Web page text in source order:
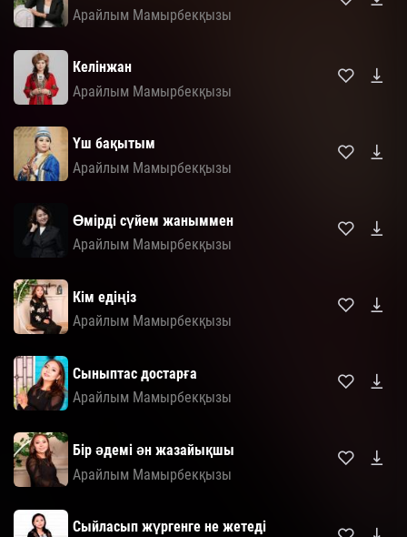
Арайлым Мамырбекқызы
Келінжан
Арайлым Мамырбекқызы
Үш бақытым
Арайлым Мамырбекқызы
Өмірді сүйем жаныммен
Арайлым Мамырбекқызы
Кім едіңіз
Арайлым Мамырбекқызы
Сыныптас достарға
Арайлым Мамырбекқызы
Бір әдемі ән жазайықшы
Арайлым Мамырбекқызы
Сыйласып жүргенге не жетеді